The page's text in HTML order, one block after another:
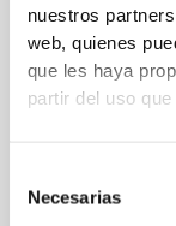
nuestros
web, quienes
que les haya
partir del uso
Necesarias
Escribe
aquí...